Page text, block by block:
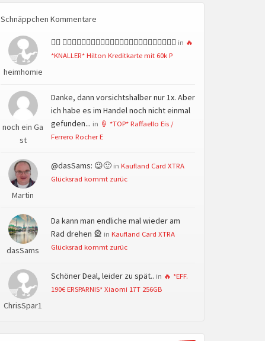
Schnäppchen Kommentare
heimhomie
👍🏻 👍🏻👍🏻👍🏻👍🏻👍🏻👍🏻👍🏻👍🏻👍🏻👍🏻👍🏻👍🏻 in 🔥
*KNALLER* Hilton Kreditkarte mit 60k P
noch ein Ga
st
Danke, dann vorsichtshalber nur 1x. Aber
ich habe es im Handel noch nicht einmal
gefunden... in 🍦 *TOP* Raffaello Eis /
Ferrero Rocher E
Martin
@dasSams: 😉🙂 in Kaufland Card XTRA
Glücksrad kommt zurüc
dasSams
Da kann man endliche mal wieder am
Rad drehen 🎡 in Kaufland Card XTRA
Glücksrad kommt zurüc
ChrisSpar1
Schöner Deal, leider zu spät.. in 🔥 *EFF.
190€ ERSPARNIS* Xiaomi 17T 256GB